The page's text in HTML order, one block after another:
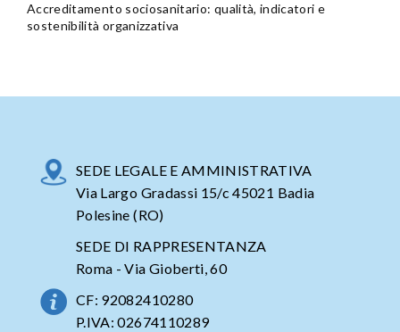
Accreditamento sociosanitario: qualità, indicatori e
sostenibilità organizzativa
SEDE LEGALE E AMMINISTRATIVA
Via Largo Gradassi 15/c 45021 Badia
Polesine (RO)
SEDE DI RAPPRESENTANZA
Roma - Via Gioberti, 60
CF: 92082410280
P.IVA: 02674110289